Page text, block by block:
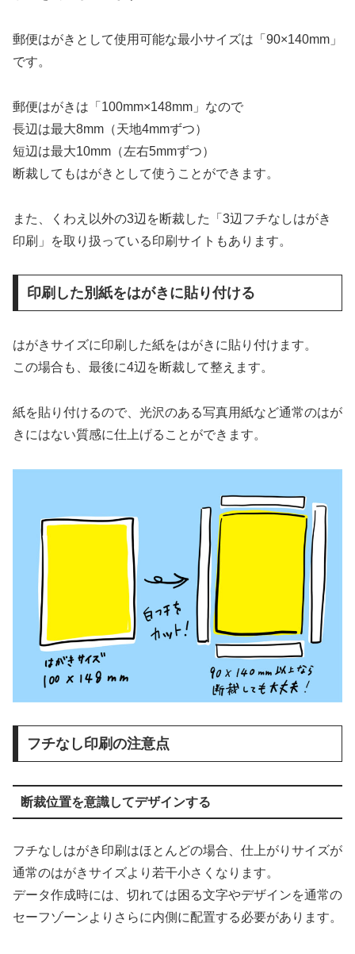
郵便はがきとして使用可能な最小サイズは「90×140mm」
です。
郵便はがきは「100mm×148mm」なので
長辺は最大8mm（天地4mmずつ）
短辺は最大10mm（左右5mmずつ）
断裁してもはがきとして使うことができます。
また、くわえ以外の3辺を断裁した「3辺フチなしはがき
印刷」を取り扱っている印刷サイトもあります。
印刷した別紙をはがきに貼り付ける
はがきサイズに印刷した紙をはがきに貼り付けます。
この場合も、最後に4辺を断裁して整えます。
紙を貼り付けるので、光沢のある写真用紙など通常のはが
きにはない質感に仕上げることができます。
フチなし印刷の注意点
断裁位置を意識してデザインする
フチなしはがき印刷はほとんどの場合、仕上がりサイズが
通常のはがきサイズより若干小さくなります。
データ作成時には、切れては困る文字やデザインを通常の
セーフゾーンよりさらに内側に配置する必要があります。